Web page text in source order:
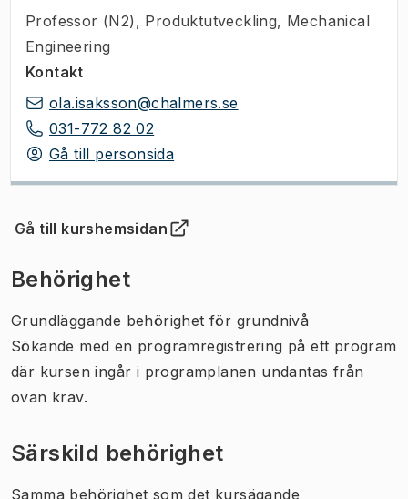
Professor (N2) , Produktutveckling, Mechanical
Engineering
Kontakt
ola.isaksson@chalmers.se
031-772 82 02
Gå till personsida
Gå till kurshemsidan
(Öppnas i ny flik)
Behörighet
Grundläggande behörighet för grundnivå
Sökande med en programregistrering på ett program
där kursen ingår i programplanen undantas från
ovan krav.
Särskild behörighet
Samma behörighet som det kursägande